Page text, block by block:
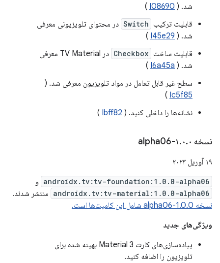
شد. ( I08690
)
قابلیت ترکیب Switch در محتوای تلویزیونی معرفی
شد. ( I45e29
)
قابلیت ساخت Checkbox
در TV Material معرفی
شد. ( I6a45a
)
سطح غیر قابل تعامل در مواد تلویزیون معرفی شد. (
Ic5f85
)
نشانه‌ها را داخلی کنید. ( Ibff82
)
نسخه ۱ .۰.۰-alpha06
۱۹ آوریل ۲۰۲۳
androidx.tv:tv-foundation:1.0.0-alpha06 و
androidx.tv:tv-material:1.0.0-alpha06 منتشر شدند.
نسخه 1.0.0-alpha06 شامل این کامیت‌ها است.
ویژگی‌های جدید
پیاده‌سازی‌های کارت Material 3 بهینه شده برای
تلویزیون را اضافه کنید.